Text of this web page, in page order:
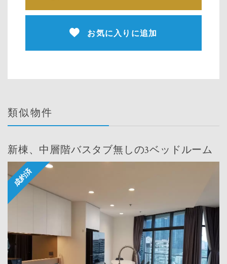
お気に入りに追加
類似物件
新棟、中層階バスタブ無しの3ベッドルーム